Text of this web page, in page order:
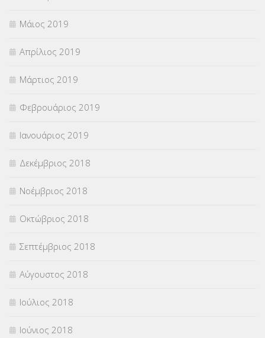
Μάιος 2019
Απρίλιος 2019
Μάρτιος 2019
Φεβρουάριος 2019
Ιανουάριος 2019
Δεκέμβριος 2018
Νοέμβριος 2018
Οκτώβριος 2018
Σεπτέμβριος 2018
Αύγουστος 2018
Ιούλιος 2018
Ιούνιος 2018